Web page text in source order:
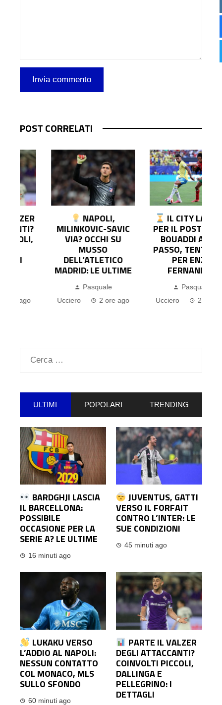
POST CORRELATI
NAPOLI,
MILINKOVIC-SAVIC
VIA? OCCHI SU
DELL’ATLETICO
MADRID: LE ULTIME
Pasquale
Ucciero
2 ore ago
IL CITY LAVORA
PER IL POST RODRI:
BOUADDI AD UN
PASSO, TENTATIVO
PER ENZO
FERNANDEZ
Pasquale
Ucciero
2 ore ago
Ricerca
ULTIMI POPOLARI TRENDING
BARDGHJI LASCIA
IL BARCELLONA:
POSSIBILE
OCCASIONE PER LA
SERIE A? LE ULTIME
16 minuti ago
JUVENTUS, GATTI
VERSO IL FORFAIT
CONTRO L’INTER: LE
SUE CONDIZIONI
45 minuti ago
LUKAKU VERSO
L’ADDIO AL NAPOLI:
NESSUN CONTATTO
COL MONACO, MLS
SULLO SFONDO
60 minuti ago
PARTE IL VALZER
DEGLI ATTACCANTI?
COINVOLTI PICCOLI,
DALLINGA E
PELLEGRINO: I
DETTAGLI